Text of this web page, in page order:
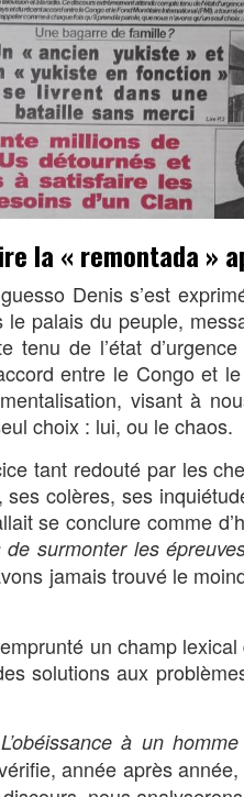
la « remontada »
Denis s’est
palais du peuple,
tenu de l’état
entre le Congo et
visant à
choix : lui, ou le chaos.
tant redouté par les
colères, ses
se conclure comme
surmonter les
jamais trouvé le
un champ
solutions aux
L’obéissance à un
année après